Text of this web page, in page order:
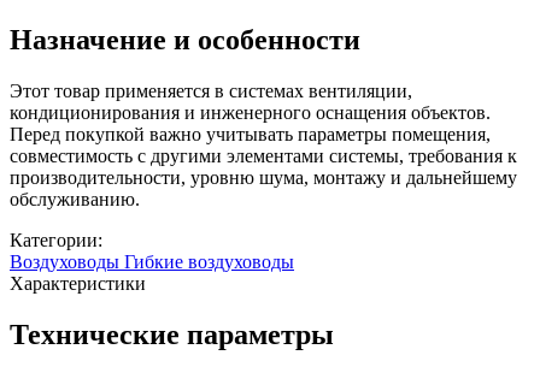
Назначение и особенности
Этот товар применяется в системах вентиляции,
кондиционирования и инженерного оснащения объектов.
Перед покупкой важно учитывать параметры помещения,
совместимость с другими элементами системы, требования к
производительности, уровню шума, монтажу и дальнейшему
обслуживанию.
Категории:
Воздуховоды Гибкие воздуховоды
Характеристики
Технические параметры